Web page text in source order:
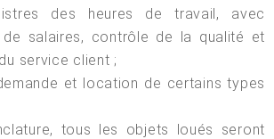
des heures de travail, avec
de salaires, contrôle de la qualité et
service client ;
et location de certains types
tous les objets loués seront